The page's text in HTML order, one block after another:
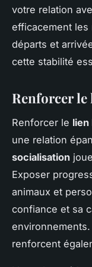
votre relation
efficacement les
départs et
cette stabilité
Renforcer le
Renforcer le lien
une relation
socialisation
Exposer
animaux et
confiance et sa
renforcent